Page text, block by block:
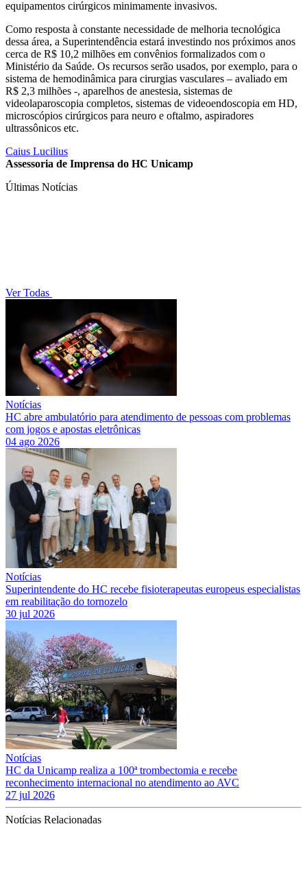
equipamentos cirúrgicos minimamente invasivos.
Como resposta à constante necessidade de melhoria tecnológica
dessa área, a Superintendência estará investindo nos próximos anos
cerca de R$ 10,2 milhões em convênios formalizados com o
Ministério da Saúde. Os recursos serão usados, por exemplo, para o
sistema de hemodinâmica para cirurgias vasculares – avaliado em
R$ 2,3 milhões -, aparelhos de anestesia, sistemas de
videolaparoscopia completos, sistemas de videoendoscopia em HD,
microscópios cirúrgicos para neuro e oftalmo, aspiradores
ultrassônicos etc.
Caius Lucilius
Assessoria de Imprensa do HC Unicamp
Últimas Notícias
Ver Todas
Notícias
HC abre ambulatório para atendimento de pessoas com problemas
com jogos e apostas eletrônicas
04 ago 2026
Notícias
Superintendente do HC recebe fisioterapeutas europeus especialistas
em reabilitação do tornozelo
30 jul 2026
Notícias
HC da Unicamp realiza a 100ª trombectomia e recebe
reconhecimento internacional no atendimento ao AVC
27 jul 2026
Notícias Relacionadas